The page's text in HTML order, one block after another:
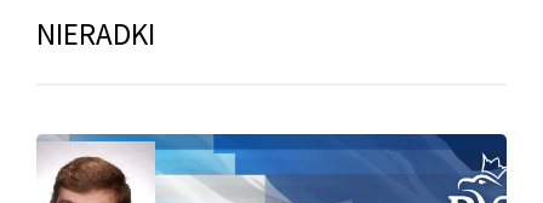
NIERADKI